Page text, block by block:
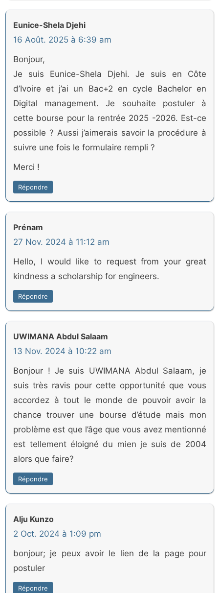
Eunice-Shela Djehi
16 Août. 2025 à 6:39 am
Bonjour,
Je suis Eunice-Shela Djehi. Je suis en Côte
d’Ivoire et j’ai un Bac+2 en cycle Bachelor en
Digital management. Je souhaite postuler à
cette bourse pour la rentrée 2025 -2026. Est-ce
possible ? Aussi j’aimerais savoir la procédure à
suivre une fois le formulaire rempli ?
Merci !
Répondre
Prénam
27 Nov. 2024 à 11:12 am
Hello, I would like to request from your great
kindness a scholarship for engineers.
Répondre
UWIMANA Abdul Salaam
13 Nov. 2024 à 10:22 am
Bonjour ! Je suis UWIMANA Abdul Salaam, je
suis très ravis pour cette opportunité que vous
accordez à tout le monde de pouvoir avoir la
chance trouver une bourse d’étude mais mon
problème est que l’âge que vous avez mentionné
est tellement éloigné du mien je suis de 2004
alors que faire?
Répondre
Alju Kunzo
2 Oct. 2024 à 1:09 pm
bonjour; je peux avoir le lien de la page pour
postuler
Répondre